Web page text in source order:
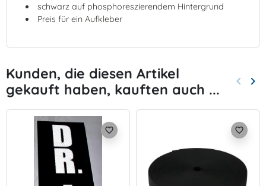
schwarz auf phosphoreszierendem Hintergrund
Preis für ein Aufkleber
Kunden, die diesen Artikel
gekauft haben, kauften auch ...
Zurück
keyboard_arrow_left keyboard_arrow_right
favorite_border favorite_border